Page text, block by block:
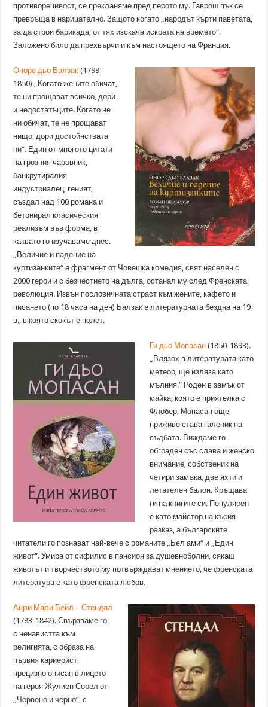
противоречивост, се прекланяме пред перото му. Гаврош пък се
превръща в нарицателно. Защото когато „народът кърти паветата,
за да строи барикада, от тях изскача искрата на времето“.
Заложено било да прехвърчи и към настоящето на Франция.
Оноре дьо Балзак (1799-
1850).„Когато жените обичат,
те ни прощават всичко, дори
и недостатъците. Когато не
ни обичат, те не прощават
нищо, дори достойнствата
ни“. Един от многото цитати
на грозния чаровник,
банкрутиралия
индустриалец, геният,
създал над 100 романа и
бетонирал класическия
реализъм във форма, в
каквато го изучаваме днес.
„Величие и падение на
куртизанките“ е фрагмент от Човешка комедия, свят населен с
2000 герои и с безчестието на дълга, останал му след Френската
революция. Извън пословичната страст към жените, кафето и
писането (по 18 часа на ден) Балзак e литературната бездна на 19
в., в която скокът е полет.
Ги дьо Мопасан (1850-1893).
„Влязох в литературата като
метеор, ще изляза като
мълния.” Роден в замък от
майка, която е приятелка с
Флобер, Мопасан още
приживе става галеник на
съдбата. Виждаме го
обграден със слава и женско
внимание, собственик на
четири замъка, две яхти и
летателен балон. Кръщава
ги на книгите си. Популярен
е като майстор на късия
разказ, а българските
читатели го познават най-вече с романите „Бел ами“ и „Един
живот“. Умира от сифилис в пансион за душевноболни, сякаш
животът и творчеството му потвърждават мнението, че френската
литература е като френската любов.
Анpи Мapи Бeйл – Стендал
(1783-1842). Свързваме го
с ненавистта към
религията, с образа на
първия кариерист,
прецизно описан в лицето
на героя Жулиен Сорел от
„Червено и черно“, с